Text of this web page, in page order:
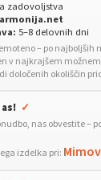
zadovoljstva
5–8 delovnih dni
– po najboljših
v najkrajšem
določenih okoliščin
✓
nas obvestite –
izdelka pri: